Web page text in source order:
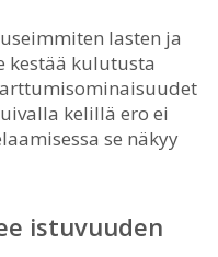
lasten ja
kestää kulutusta
kelillä ero ei
se näkyy
istuvuuden